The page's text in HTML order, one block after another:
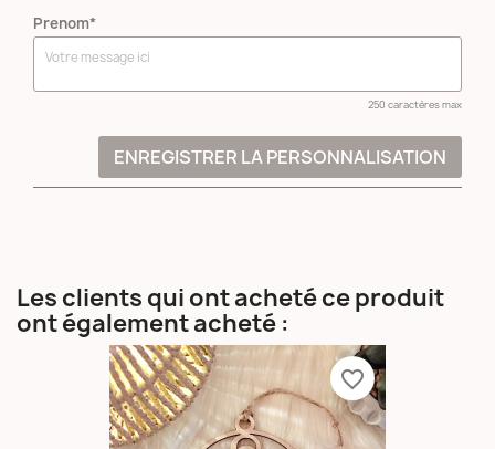
Prenom*
250 caractères max
ENREGISTRER LA PERSONNALISATION
Les clients qui ont acheté ce produit
ont également acheté :
favorite_border